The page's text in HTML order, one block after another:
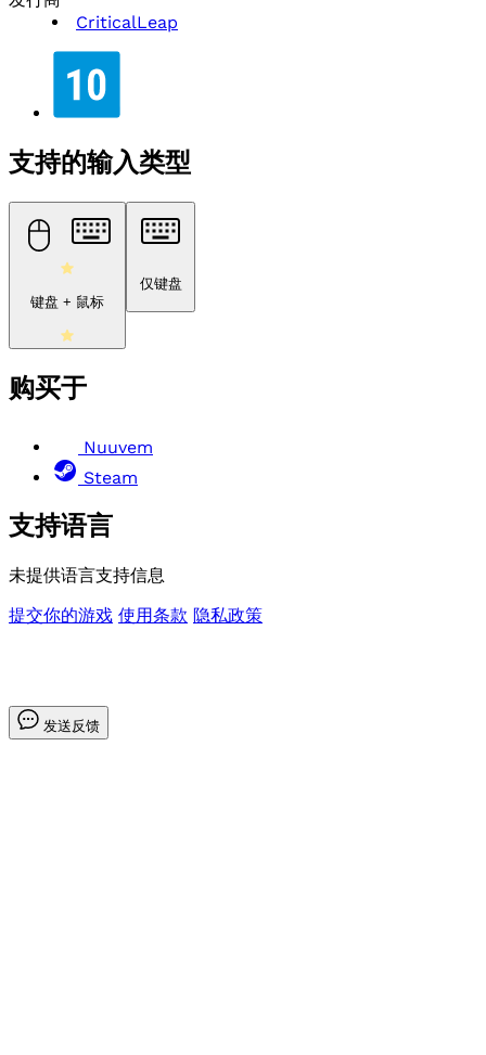
CriticalLeap
支持的输入类型
键盘 + 鼠标
仅键盘
购买于
Nuuvem
Steam
支持语言
未提供语言支持信息
提交你的游戏 使用条款 隐私政策
发送反馈